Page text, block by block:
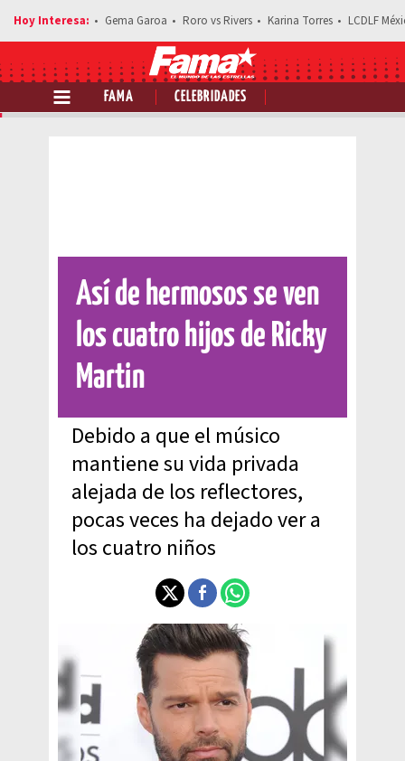
Gema Garoa Roro vs Rivers Karina Torres LCDLF
FAMA CELEBRIDADES
Comparte esta noticia
Así de hermosos se ven
los cuatro hijos de Ricky
Martin
Debido a que el músico
mantiene su vida privada
alejada de los reflectores,
pocas veces ha dejado ver a
los cuatro niños